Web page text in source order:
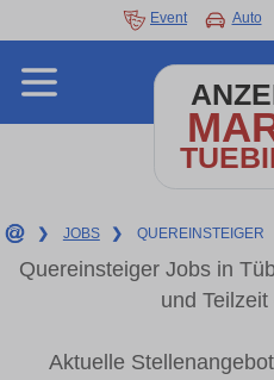
Event Auto
❯ JOBS ❯ QUEREINSTEIGER
Quereinsteiger Jobs in
und
Aktuelle